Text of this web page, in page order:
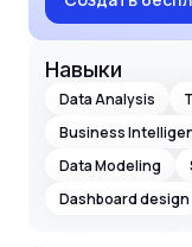
Навыки
Data Analysis
Business
Data Modeling
Dashboard design